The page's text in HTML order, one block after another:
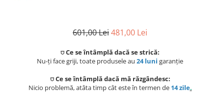
Clapete de actionare
Capace WC
601,00 Lei481,00 Lei
⛉ Ce se întâmplă dacă se strică:
Nu-ți face griji, toate produsele au 24 luni garanție
⛉ Ce se întâmplă dacă mă răzgândesc:
Nicio problemă, atâta timp cât este în termen de 14 zile.